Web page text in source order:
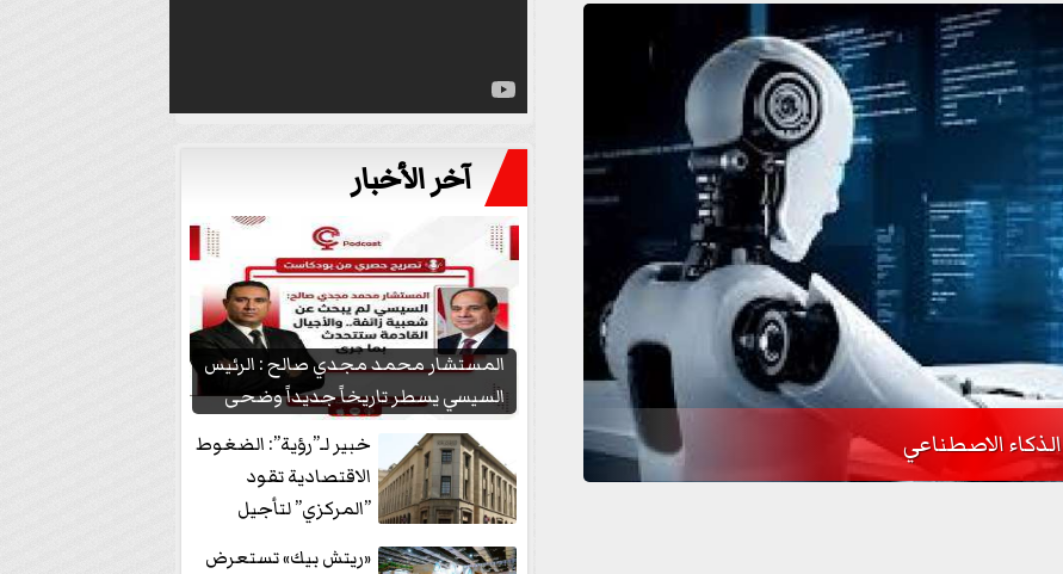
الذكاء الاصطناعي
آخر الأخبار
المستشار محمد مجدي صالح : الرئيس
السيسي يسطر تاريخاً جديداً وضحى
بشعبيته...
خبير لـ”رؤية”: الضغوط
الاقتصادية تقود
”المركزي” لتأجيل
«ريتش بيك» تستعرض